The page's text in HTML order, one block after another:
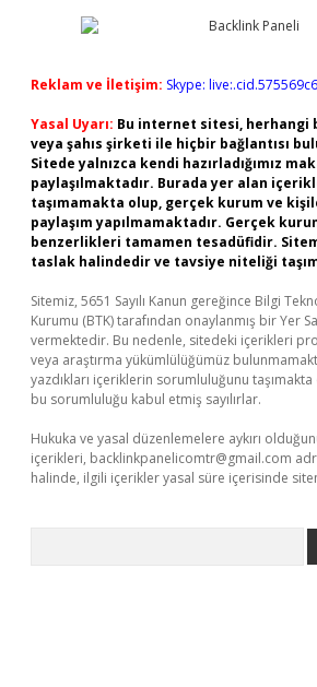
Reklam ve İletişim: Skype:
Yasal Uyarı: Bu internet sitesi, herhangi
veya şahıs şirketi ile hiçbir bağlantısı
Sitede yalnızca kendi hazırladığımız
paylaşılmaktadır. Burada yer alan
taşımamakta olup, gerçek kurum ve
paylaşım yapılmamaktadır. Gerçek
benzerlikleri tamamen tesadüfidir.
taslak halindedir ve tavsiye niteliği
Sitemiz, 5651 Sayılı Kanun gereğince Bilgi
Kurumu (BTK) tarafından onaylanmış bir Yer
vermektedir. Bu nedenle, sitedeki içerikleri
veya araştırma yükümlülüğümüz
yazdıkları içeriklerin sorumluluğunu
bu sorumluluğu kabul etmiş sayılırlar.
Hukuka ve yasal düzenlemelere aykırı
içerikleri, backlinkpanelicomtr@gmail.com
halinde, ilgili içerikler yasal süre içerisinde